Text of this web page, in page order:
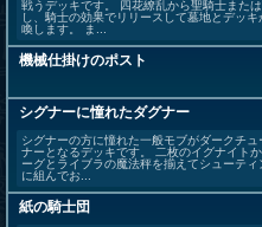
戦うデッキです。 四花繚乱から聖騎士また
し、騎士の効果でリリースして墓地とデッ
喚します。 ま...
機械仕掛けのポスト
シグナーに憧れたダグナー
シグナーの方に憧れた一般モブがダークチ
ナーとなるデッキです。 二枚のイグナイト
ーグとライブラの魔法秤を揃えてシューティ
に組んでお...
紙の騎士団